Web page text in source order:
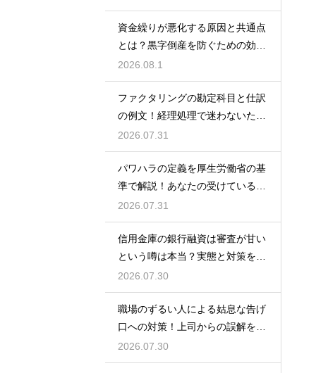
資金繰りが悪化する原因と共通点
とは？黒字倒産を防ぐための効果
的な対策
2026.08.1
ファクタリングの勘定科目と仕訳
の例文！経理処理で迷わないため
の知識
2026.07.31
パワハラの定義を厚生労働省の基
準で解説！あなたの受けている行
為は該当する？
2026.07.31
信用金庫の銀行融資は審査が甘い
という噂は本当？実態と対策を徹
底解説
2026.07.30
職場のずるい人による姑息な告げ
口への対策！上司からの誤解を解
いて自分の身の潔白を証明する手
順
2026.07.30